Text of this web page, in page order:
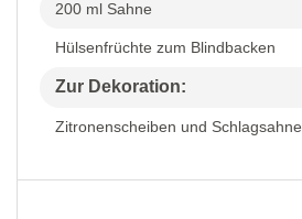
200 ml Sahne
Hülsenfrüchte zum Blindbacken
Zur Dekoration:
Zitronenscheiben und